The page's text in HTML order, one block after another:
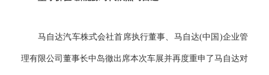
马自达汽车株式会社首席执行董事、马自达(中国)企业管
理有限公司董事长中岛徹出席本次车展并再度重申了马自达对